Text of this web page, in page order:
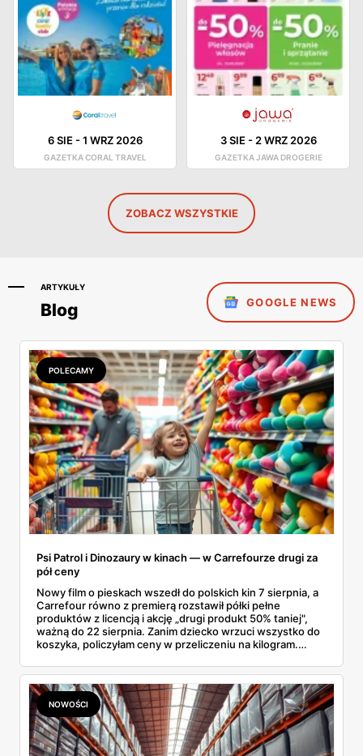
6 SIE -1 WRZ 2026
GAZETKA CORAL TRAVEL
3 SIE - 2 WRZ 2026
GAZETKA JAWA DROGERIE
ZOBACZ WSZYSTKIE
ARTYKUŁY
Blog GOOGLE NEWS
POLECAMY
Psi Patrol i Dinozaury w kinach — w Carrefourze drugi za
pół ceny
Nowy film o pieskach wszedł do polskich kin 7 sierpnia, a
Carrefour równo z premierą rozstawił półki pełne
produktów z licencją i akcję „drugi produkt 50% taniej",
ważną do 22 sierpnia. Zanim dziecko wrzuci wszystko do
koszyka, policzyłam ceny w przeliczeniu na kilogram.
prawie 140 zł za kilogram, ale lody do mrożenia i rurki
waflowe bronią się nawet bez rabatu.
NOWOŚCI